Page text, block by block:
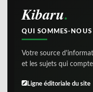
Kibaru
QUI SOMMES-NOUS
Votre source
et les sujets qui
Ligne éditoriale du site